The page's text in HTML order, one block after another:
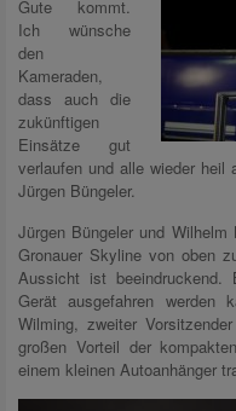
Gute kommt.
Ich wünsche
den
Kameraden,
dass auch die
zukünftigen
Einsätze gut
verlaufen und alle wieder heil
Jürgen Büngeler.
Jürgen Büngeler und
Gronauer Skyline von oben
Aussicht ist beeindruckend.
Gerät ausgefahren werden
Wilming, zweiter
großen Vorteil der
einem kleinen Autoanhänger